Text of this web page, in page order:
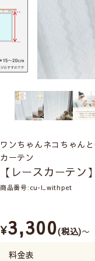
ワンちゃんネコちゃん
カーテン
【レースカーテン
商品番号 cu-l_withpet
¥3,300 税込 〜
料金表